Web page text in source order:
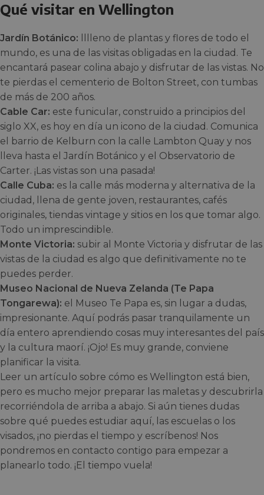
Qué visitar en Wellington
Jardín Botánico: lllleno de plantas y flores de todo el
mundo, es una de las visitas obligadas en la ciudad. Te
encantará pasear colina abajo y disfrutar de las vistas. No
te pierdas el cementerio de Bolton Street, con tumbas
de más de 200 años.
Cable Car: este funicular, construido a principios del
siglo XX, es hoy en día un icono de la ciudad. Comunica
el barrio de Kelburn con la calle Lambton Quay y nos
lleva hasta el Jardín Botánico y el Observatorio de
Carter. ¡Las vistas son una pasada!
Calle Cuba: es la calle más moderna y alternativa de la
ciudad, llena de gente joven, restaurantes, cafés
originales, tiendas vintage y sitios en los que tomar algo.
Todo un imprescindible.
Monte Victoria: subir al Monte Victoria y disfrutar de las
vistas de la ciudad es algo que definitivamente no te
puedes perder.
Museo Nacional de Nueva Zelanda (Te Papa
Tongarewa): el Museo Te Papa es, sin lugar a dudas,
impresionante. Aquí podrás pasar tranquilamente un
día entero aprendiendo cosas muy interesantes del país
y la cultura maorí. ¡Ojo! Es muy grande, conviene
planificar la visita.
Leer un artículo sobre cómo es Wellington está bien,
pero es mucho mejor preparar las maletas y descubrirla
recorriéndola de arriba a abajo. Si aún tienes dudas
sobre qué puedes estudiar aquí, las escuelas o los
visados, ¡no pierdas el tiempo y escríbenos! Nos
pondremos en contacto contigo para empezar a
planearlo todo. ¡El tiempo vuela!